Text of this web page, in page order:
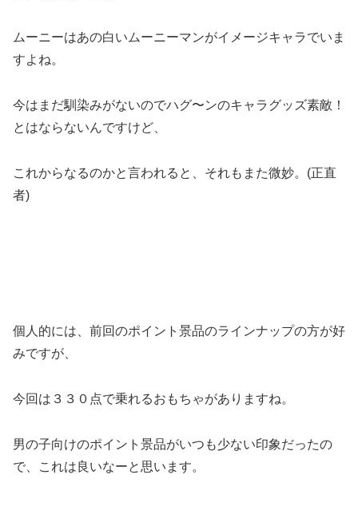
ムーニーはあの白いムーニーマンがイメージキャラでいま
すよね。
今はまだ馴染みがないのでハグ〜ンのキャラグッズ素敵！
とはならないんですけど、
これからなるのかと言われると、それもまた微妙。(正直
者)
個人的には、前回のポイント景品のラインナップの方が好
みですが、
今回は３３０点で乗れるおもちゃがありますね。
男の子向けのポイント景品がいつも少ない印象だったの
で、これは良いなーと思います。